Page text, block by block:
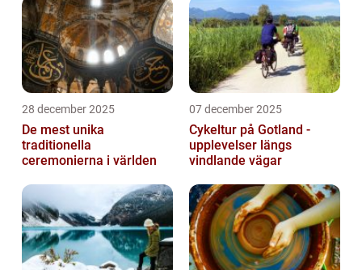
28 december 2025
De mest unika
traditionella
ceremonierna i världen
07 december 2025
Cykeltur på Gotland -
upplevelser längs
vindlande vägar